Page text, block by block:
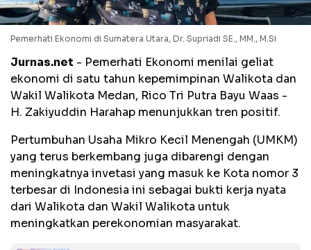
Pemerhati Ekonomi di Sumatera Utara, Dr. Supriadi SE., MM., M.Si
Jurnas.net - Pemerhati Ekonomi menilai geliat
ekonomi di satu tahun kepemimpinan Walikota dan
Wakil Walikota Medan, Rico Tri Putra Bayu Waas -
H. Zakiyuddin Harahap menunjukkan tren positif.
Pertumbuhan Usaha Mikro Kecil Menengah (UMKM)
yang terus berkembang juga dibarengi dengan
meningkatnya invetasi yang masuk ke Kota nomor 3
terbesar di Indonesia ini sebagai bukti kerja nyata
dari Walikota dan Wakil Walikota untuk
meningkatkan perekonomian masyarakat.